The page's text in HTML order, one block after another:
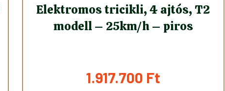
Elektromos tricikli, 4 ajtós, T2
modell – 25km/h – piros
1.917.700 Ft